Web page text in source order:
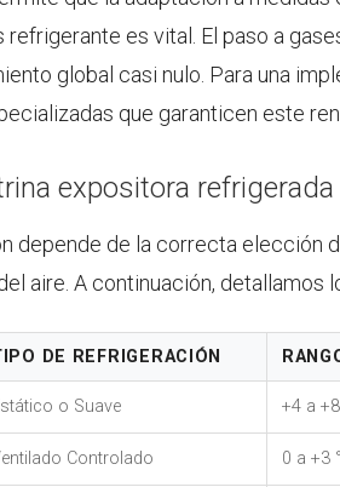
es vital. El paso a
global casi nulo. Para una
que garanticen este
expositora
depende de la correcta elección
aire. A continuación,
DE REFRIGERACIÓN
o Suave +4 a
Controlado 0 a +3